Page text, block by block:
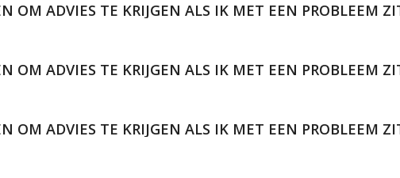
OM ADVIES TE KRIJGEN ALS IK MET EEN PROBLEEM
OM ADVIES TE KRIJGEN ALS IK MET EEN PROBLEEM
OM ADVIES TE KRIJGEN ALS IK MET EEN PROBLEEM